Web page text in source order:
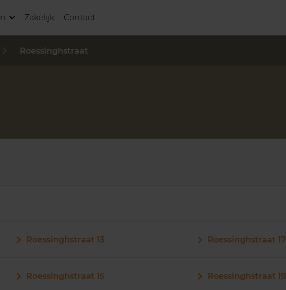
Zakelijk Contact
Roessinghstraat
Roessinghstraat 13
Roessinghstraat 15
Roessinghstraat 17
Roessinghstraat 19